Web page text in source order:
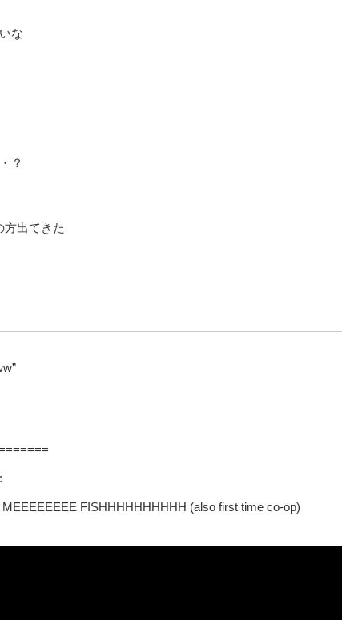
な
？
方出てきた
MEEEEEEEE FISHHHHHHHHHH (also first time co-op)